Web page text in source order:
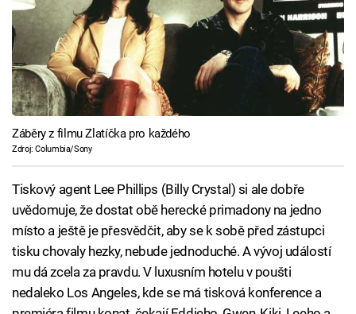
Záběry z filmu Zlatíčka pro každého
Zdroj: Columbia/Sony
Tiskový agent Lee Phillips (Billy Crystal) si ale dobře
uvědomuje, že dostat obě herecké primadony na jedno
místo a ještě je přesvědčit, aby se k sobě před zástupci
tisku chovaly hezky, nebude jednoduché. A vývoj událostí
mu dá zcela za pravdu. V luxusním hotelu v poušti
nedaleko Los Angeles, kde se má tisková konference a